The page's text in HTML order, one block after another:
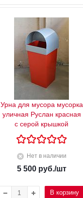
Урна для мусора мусорка
уличная Руслан красная
с серой крышкой
Нет в наличии
5 500руб./шт
В корзину